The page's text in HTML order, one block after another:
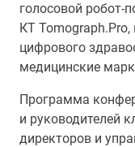
голосовой робот-
КТ Tomograph.Pro,
цифрового
медицинские
Программа
и руководителей
директоров и